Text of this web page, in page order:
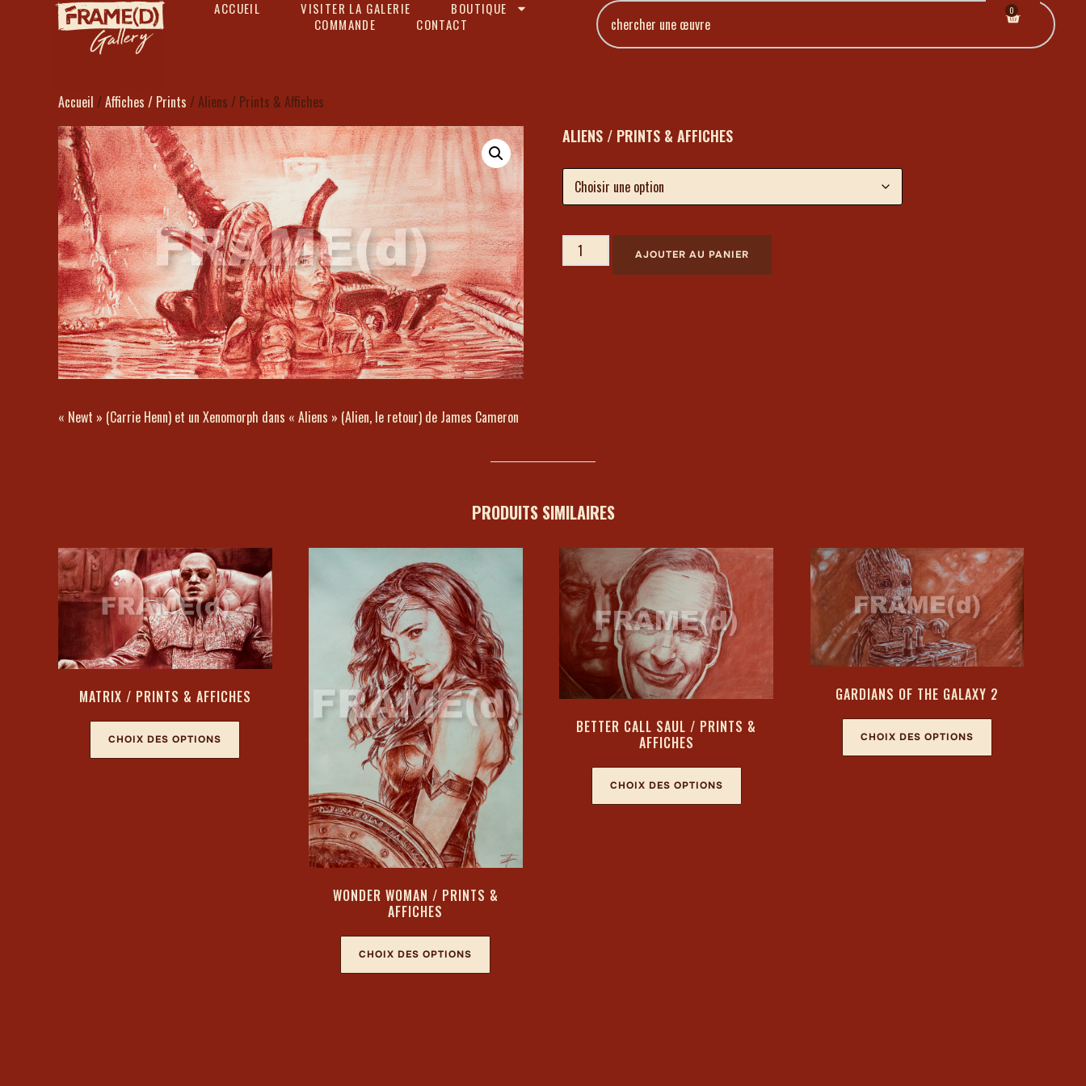
ACCUEIL VISITER LA GALERIE
BOUTIQUE
COMMANDE
CONTACT
0
Accueil / Affiches / Prints / Aliens / Prints & Affiches
ALIENS / PRINTS & AFFICHES
AJOUTER AU PANIER
« Newt » (Carrie Henn) et un Xenomorph dans « Aliens » (Alien, le retour) de James Cameron
PRODUITS SIMILAIRES
MATRIX / PRINTS & AFFICHES
CHOIX DES OPTIONS
WONDER WOMAN / PRINTS &
AFFICHES
CHOIX DES OPTIONS
BETTER CALL SAUL / PRINTS &
AFFICHES
CHOIX DES OPTIONS
GARDIANS OF THE GALAXY 2
CHOIX DES OPTIONS